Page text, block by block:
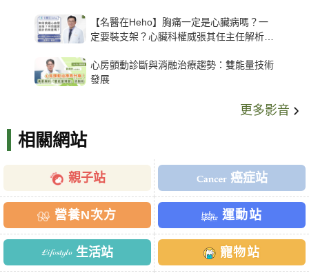
【名醫在Heho】胸痛一定是心臟病嗎？一
定要裝支架？心臟科權威張其任主任解析支
心房顫動診斷與消融治療趨勢：雙能量技術
發展
更多影音
相關網站
親子站 癌症站
營養N次方 運動站
生活站 寵物站